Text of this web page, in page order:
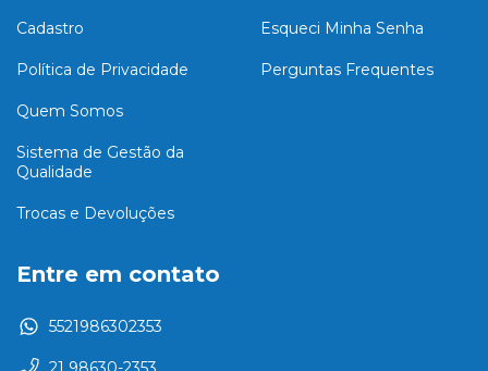
Cadastro
Política de Privacidade
Quem Somos
Sistema de Gestão da
Qualidade
Trocas e Devoluções
Esqueci Minha Senha
Perguntas Frequentes
Entre em contato
5521986302353